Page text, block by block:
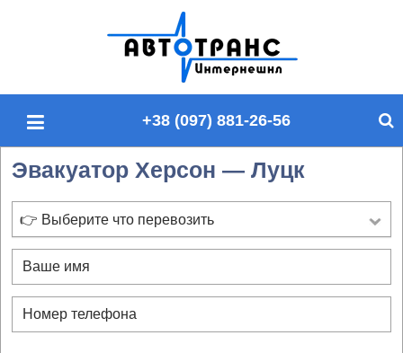
п
й
у
+38 (097) 881-26-56
Эвакуатор Херсон — Луцк
👉 Выберите что перевозить